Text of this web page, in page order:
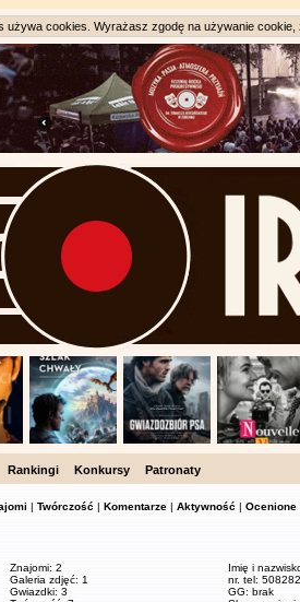
używa cookies. Wyrażasz zgodę na używanie
Rankingi Konkursy Patronaty
| Twórczość | Komentarze | Aktywność | Ocenione
Znajomi: 2
Galeria zdjęć: 1
Gwiazdki: 3
Imię i
nr. tel:
GG: brak